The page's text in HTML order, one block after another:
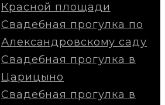
Красной площади
Свадебная прогулка по
Александровскому саду
Свадебная прогулка в
Царицыно
Свадебная прогулка в